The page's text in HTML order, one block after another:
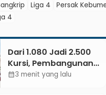
Liga 4 Persak
4
Dari 1.080 Jadi 2.500
Kursi, Pembangunan
Sekolah Rakyat
calendar_month3 menit yang lalu